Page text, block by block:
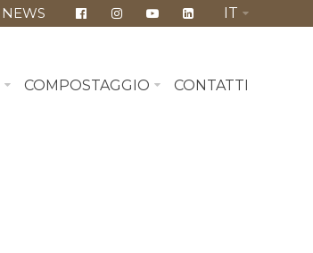
NEWS IT
COMPOSTAGGIO CONTATTI